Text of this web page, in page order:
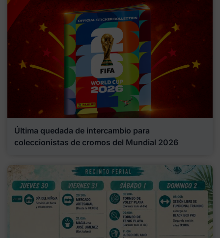
Última quedada de intercambio para
coleccionistas de cromos del Mundial 2026